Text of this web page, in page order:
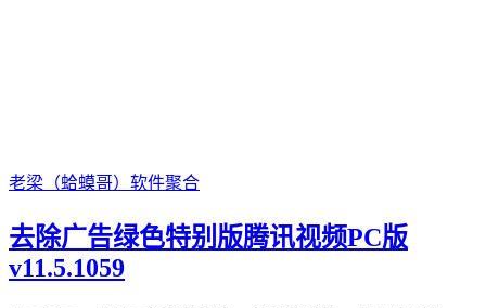
老梁（蛤蟆哥） 软件聚合
去除广告绿色特别版腾讯视频PC版
v11.5.1059